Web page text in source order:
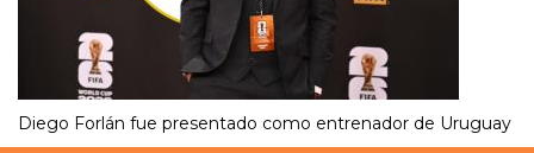
Diego Forlán fue presentado como entrenador de Uruguay